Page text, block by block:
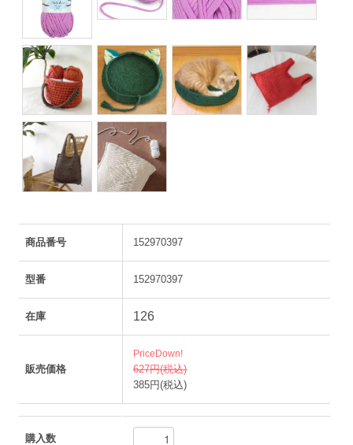
商品番号 152970397
型番 152970397
在庫 126
販売価格
PriceDown!
627円(税込)
385円(税込)
購入数